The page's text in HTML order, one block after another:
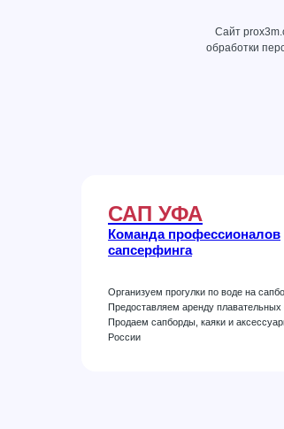
Сайт
обработки
САП УФА
Команда профессионалов
сапсерфинга
Организуем прогулки по воде на
Предоставляем аренду плавательных
Продаем сапборды, каяки и
России